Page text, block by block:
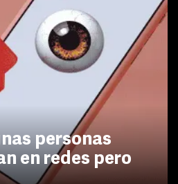
personas
en redes pero